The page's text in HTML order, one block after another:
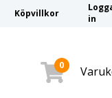
Köpvillkor
in
0